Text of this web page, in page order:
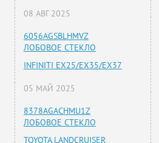
08 АВГ 2025
6056AGSBLHMVZ
ЛОБОВОЕ СТЕКЛО
INFINITI EX25/EX35/EX37
05 МАЙ 2025
8378AGACHMU1Z
ЛОБОВОЕ СТЕКЛО
TOYOTA LANDCRUISER